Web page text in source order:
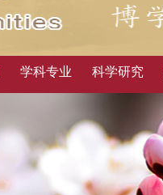
学科专业 科学研究